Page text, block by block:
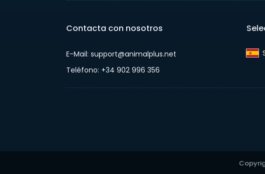
Contacta con nosotros
E-Mail: support@animalplus.net
Teléfono: +34 902 996 356